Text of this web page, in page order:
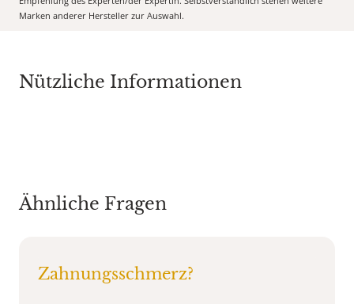
Marken anderer Hersteller zur Auswahl.
Nützliche Informationen
Ähnliche Fragen
Zahnungsschmerz?